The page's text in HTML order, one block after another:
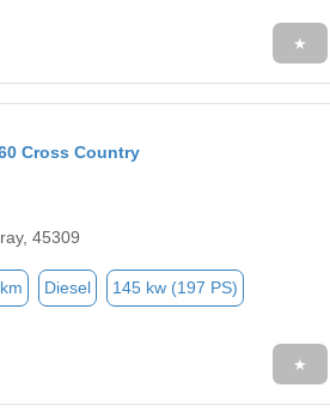
★
Cross Country
45309
Diesel 145 kw (197 PS)
★